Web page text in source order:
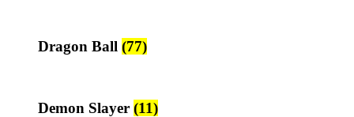
Dragon Ball (77)
Demon Slayer (11)